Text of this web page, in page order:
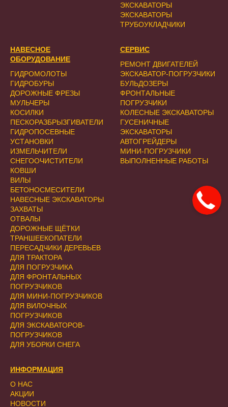
НАВЕСНОЕ
ОБОРУДОВАНИЕ
ГИДРОМОЛОТЫ
ГИДРОБУРЫ
ДОРОЖНЫЕ ФРЕЗЫ
МУЛЬЧЕРЫ
КОСИЛКИ
ПЕСКОРАЗБРЫЗГИВАТЕЛИ
ГИДРОПОСЕВНЫЕ
УСТАНОВКИ
ИЗМЕЛЬЧИТЕЛИ
СНЕГООЧИСТИТЕЛИ
КОВШИ
ВИЛЫ
БЕТОНОСМЕСИТЕЛИ
НАВЕСНЫЕ ЭКСКАВАТОРЫ
ЗАХВАТЫ
ОТВАЛЫ
ДОРОЖНЫЕ ЩЁТКИ
ТРАНШЕЕКОПАТЕЛИ
ПЕРЕСАДЧИКИ ДЕРЕВЬЕВ
ДЛЯ ТРАКТОРА
ДЛЯ ПОГРУЗЧИКА
ДЛЯ ФРОНТАЛЬНЫХ
ПОГРУЗЧИКОВ
ДЛЯ МИНИ-ПОГРУЗЧИКОВ
ДЛЯ ВИЛОЧНЫХ
ПОГРУЗЧИКОВ
ДЛЯ ЭКСКАВАТОРОВ-
ПОГРУЗЧИКОВ
ДЛЯ УБОРКИ СНЕГА
ЭКСКАВАТОРЫ
ЭКСКАВАТОРЫ
ТРУБОУКЛАДЧИКИ
СЕРВИС
РЕМОНТ ДВИГАТЕЛЕЙ
ЭКСКАВАТОР-ПОГРУЗЧИКИ
БУЛЬДОЗЕРЫ
ФРОНТАЛЬНЫЕ
ПОГРУЗЧИКИ
КОЛЕСНЫЕ ЭКСКАВАТОРЫ
ГУСЕНИЧНЫЕ
ЭКСКАВАТОРЫ
АВТОГРЕЙДЕРЫ
МИНИ-ПОГРУЗЧИКИ
ВЫПОЛНЕННЫЕ РАБОТЫ
ИНФОРМАЦИЯ
О НАС
АКЦИИ
НОВОСТИ